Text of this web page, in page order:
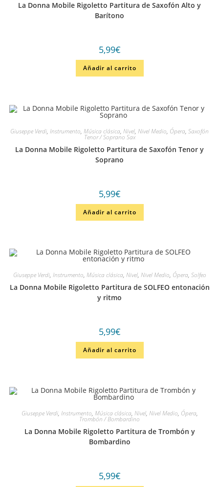
La Donna Mobile Rigoletto Partitura de Saxofón Alto y
Barítono
5,99€
Añadir al carrito
Giuseppe Verdi, Instrumento, Música clásica, Nivel, Nivel Medio, Ópera, Saxofón
Tenor / Soprano Sax
La Donna Mobile Rigoletto Partitura de Saxofón Tenor y
Soprano
5,99€
Añadir al carrito
Giuseppe Verdi, Instrumento, Música clásica, Nivel, Nivel Medio, Ópera, Solfeo
La Donna Mobile Rigoletto Partitura de SOLFEO entonación
y ritmo
5,99€
Añadir al carrito
Giuseppe Verdi, Instrumento, Música clásica, Nivel, Nivel Medio, Ópera,
Trombón / Bombardino
La Donna Mobile Rigoletto Partitura de Trombón y
Bombardino
5,99€